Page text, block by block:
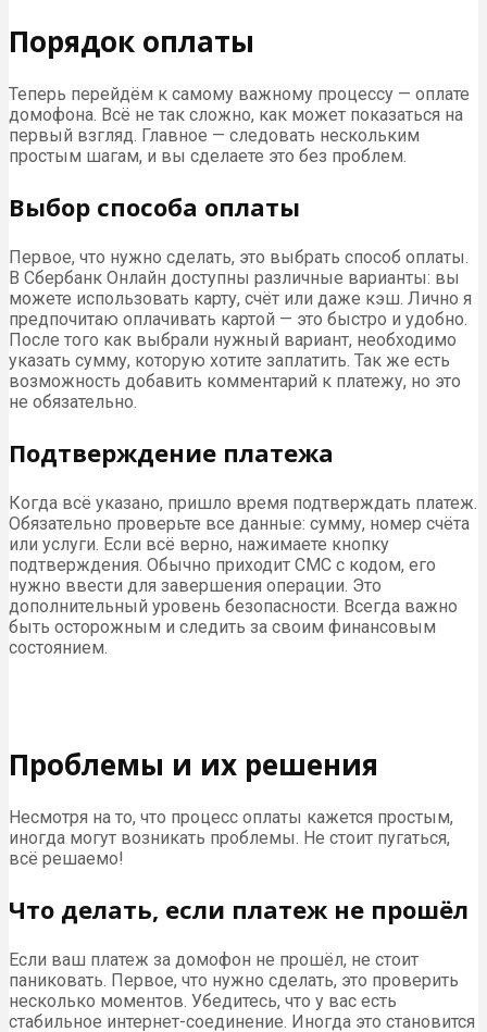
Порядок оплаты
Теперь перейдём к самому важному процессу — оплате
домофона. Всё не так сложно, как может показаться на
первый взгляд. Главное — следовать нескольким
простым шагам, и вы сделаете это без проблем.
Выбор способа оплаты
Первое, что нужно сделать, это выбрать способ оплаты.
В Сбербанк Онлайн доступны различные варианты: вы
можете использовать карту, счёт или даже кэш. Лично я
предпочитаю оплачивать картой — это быстро и удобно.
После того как выбрали нужный вариант, необходимо
указать сумму, которую хотите заплатить. Так же есть
возможность добавить комментарий к платежу, но это
не обязательно.
Подтверждение платежа
Когда всё указано, пришло время подтверждать платеж.
Обязательно проверьте все данные: сумму, номер счёта
или услуги. Если всё верно, нажимаете кнопку
подтверждения. Обычно приходит СМС с кодом, его
нужно ввести для завершения операции. Это
дополнительный уровень безопасности. Всегда важно
быть осторожным и следить за своим финансовым
состоянием.
Проблемы и их решения
Несмотря на то, что процесс оплаты кажется простым,
иногда могут возникать проблемы. Не стоит пугаться,
всё решаемо!
Что делать, если платеж не прошёл
Если ваш платеж за домофон не прошёл, не стоит
паниковать. Первое, что нужно сделать, это проверить
несколько моментов. Убедитесь, что у вас есть
стабильное интернет-соединение. Иногда это становится